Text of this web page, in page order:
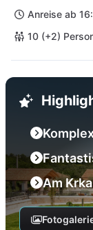
Anreise ab
10 (+2)
Am